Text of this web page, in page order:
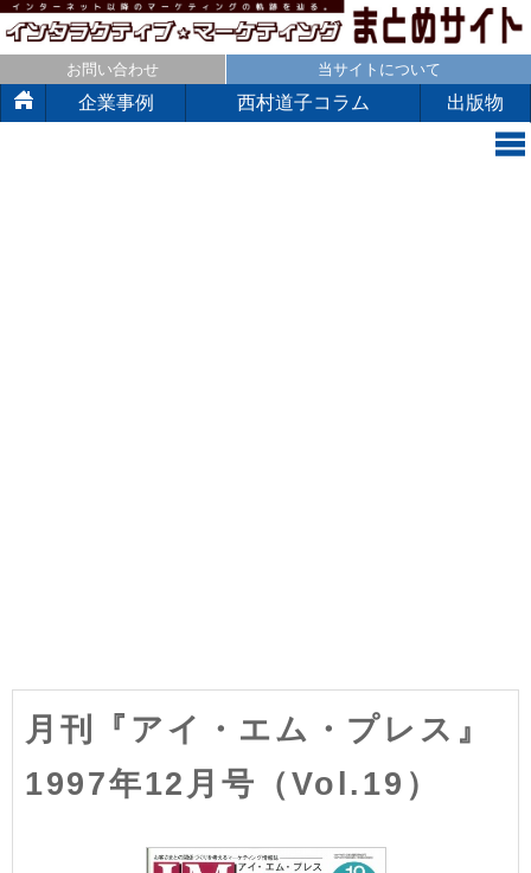
お問い合わせ 当サイトについて
企業事例 西村道子コラム 出版物
月刊『アイ・エム・プレス』
1997年12月号（Vol.19）